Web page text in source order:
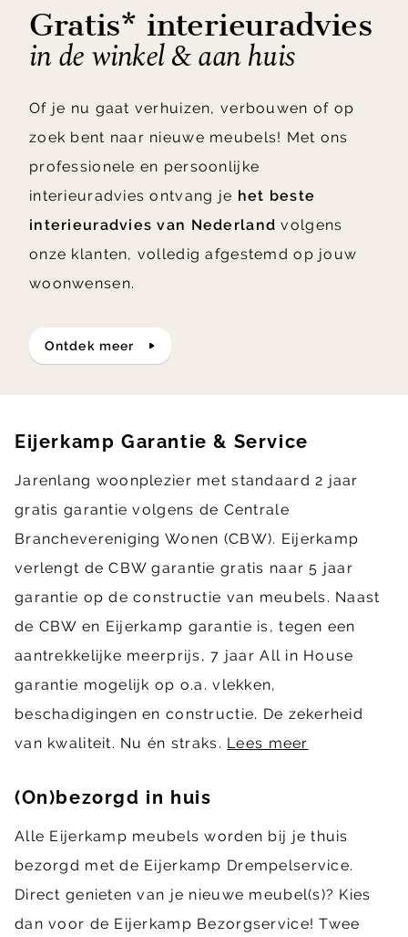
Gratis* interieuradvies
in de winkel & aan huis
Of je nu gaat verhuizen, verbouwen of op
zoek bent naar nieuwe meubels! Met ons
professionele en persoonlijke
interieuradvies ontvang je het beste
interieuradvies van Nederland volgens
onze klanten, volledig afgestemd op jouw
woonwensen.
ontdek meer
Eijerkamp Garantie & Service
Jarenlang woonplezier met standaard 2 jaar
gratis garantie volgens de Centrale
Branchevereniging Wonen (CBW). Eijerkamp
verlengt de CBW garantie gratis naar 5 jaar
garantie op de constructie van meubels. Naast
de CBW en Eijerkamp garantie is, tegen een
aantrekkelijke meerprijs, 7 jaar All in House
garantie mogelijk op o.a. vlekken,
beschadigingen en constructie. De zekerheid
van kwaliteit. Nu én straks. Lees meer
(On)bezorgd in huis
Alle Eijerkamp meubels worden bij je thuis
bezorgd met de Eijerkamp Drempelservice.
Direct genieten van je nieuwe meubel(s)? Kies
dan voor de Eijerkamp Bezorgservice! Twee